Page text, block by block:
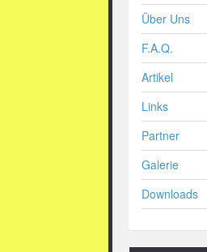
Über Uns
F.A.Q.
Artikel
Links
Partner
Galerie
Downloads